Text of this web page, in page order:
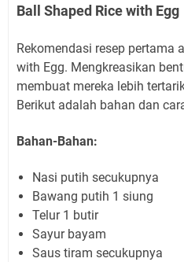
Ball Shaped Rice with Egg
Rekomendasi resep pertama
with Egg. Mengkreasikan
membuat mereka lebih
Berikut adalah bahan dan
Bahan-Bahan:
Nasi putih secukupnya
Bawang putih 1 siung
Telur 1 butir
Sayur bayam
Saus tiram secukupnya